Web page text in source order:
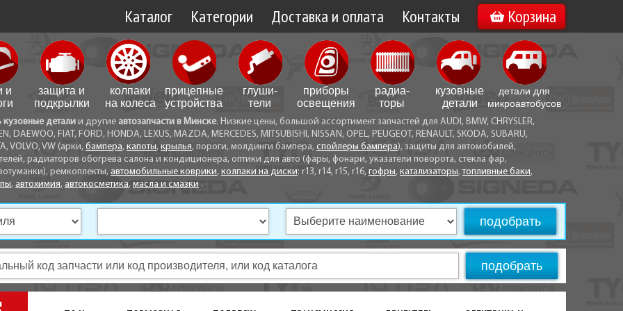
Каталог Категории Доставка и оплата
Доставка по Минску
Доставка по Беларуси
Самовывоз
Способы оплаты
Контакты
Вакансии
Корзина
и
защита и
подкрылки
колпаки
на колеса
прицепные
устройства
глуши­
тели
приборы
освещения
радиа­
торы
кузовные
детали
детали для
микро­автобусов
кузовные детали и другие автозапчасти в Минске. Низкие цены, большой ассортимент запчастей для AUDI, BMW, CHRYSLER,
DAEWOO, FIAT, FORD, HONDA, LEXUS, MAZDA, MERCEDES, MITSUBISHI, NISSAN, OPEL, PEUGEOT, RENAULT, SKODA, SUBARU,
VOLVO, VW (арки, бампера, капоты, крылья, пороги, молдинги бампера, спойлеры бампера), защиты для автомобилей,
радиаторов обогрева салона и кондиционера, оптики для авто (фары, фонари, указатели поворота, стекла фар,
ремкоплекты, автомобильные коврики, колпаки на диски: r13, r14, r15, r16, гофры, катализаторы,топливные баки,
, автохимия, автокосметика, масла и смазки .